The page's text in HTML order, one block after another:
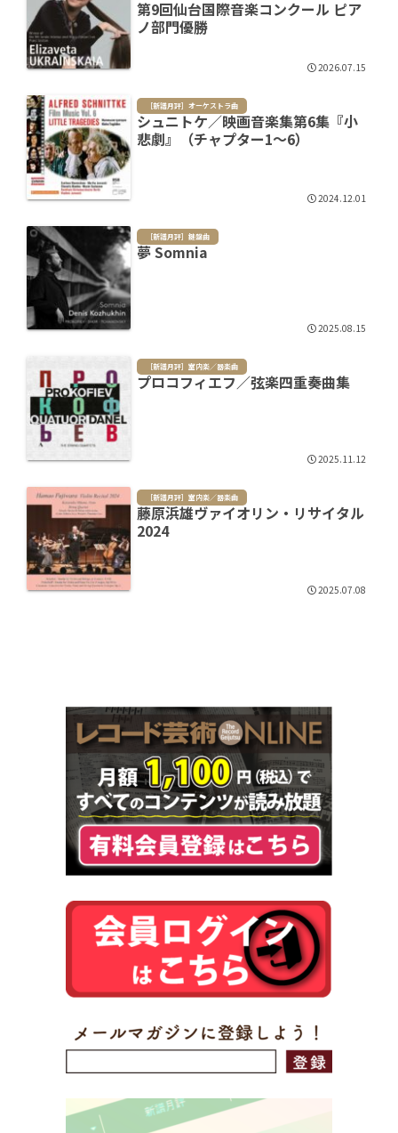
第9回仙台国際音楽コンクール ピア
ノ部門優勝
2026.07.15
［新譜月評］オーケストラ曲
シュニトケ／映画音楽集第6集『小
悲劇』（チャプター1～6）
2024.12.01
［新譜月評］鍵盤曲
夢 Somnia
2025.08.15
［新譜月評］室内楽／器楽曲
プロコフィエフ／弦楽四重奏曲集
2025.11.12
［新譜月評］室内楽／器楽曲
藤原浜雄ヴァイオリン・リサイタル
2024
2025.07.08